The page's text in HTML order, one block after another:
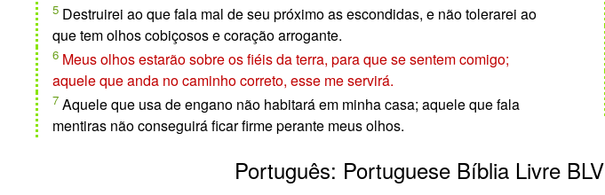
5 Destruirei ao que fala mal de seu próximo as escondidas, e não tolerarei ao
que tem olhos cobiçosos e coração arrogante.
6 Meus olhos estarão sobre os fiéis da terra, para que se sentem comigo;
aquele que anda no caminho correto, esse me servirá.
7 Aquele que usa de engano não habitará em minha casa; aquele que fala
mentiras não conseguirá ficar firme perante meus olhos.
Português: Portuguese Bíblia Livre BLV